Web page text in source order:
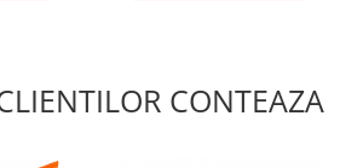
CONTEAZA